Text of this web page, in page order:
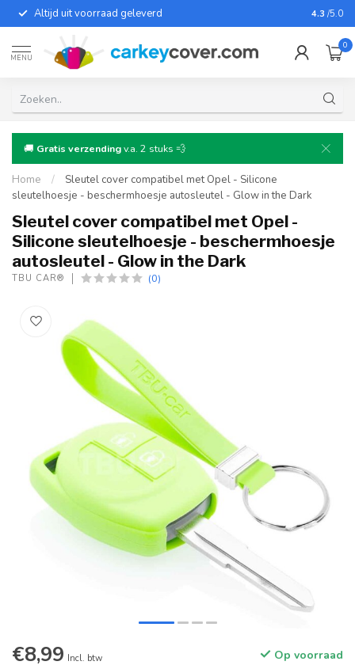
Altijd uit voorraad geleverd Voor
4.3 /5.0
MENU
0
🚚 Gratis verzendingv.a. 2 stuks 💨
Home /
Sleutel cover compatibel met Opel - Silicone
sleutelhoesje - beschermhoesje autosleutel - Glow in the Dark
Sleutel cover compatibel met Opel -
Silicone sleutelhoesje - beschermhoesje
autosleutel - Glow in the Dark
TBU CAR® (0)
€8,99 Incl. btw Op voorraad